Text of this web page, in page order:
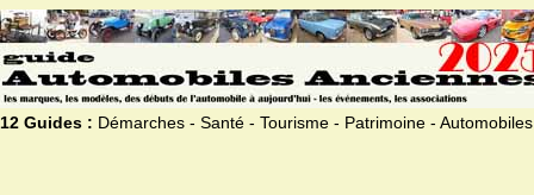
12 Guides : Démarches - Santé - Tourisme - Patrimoine - Automobiles